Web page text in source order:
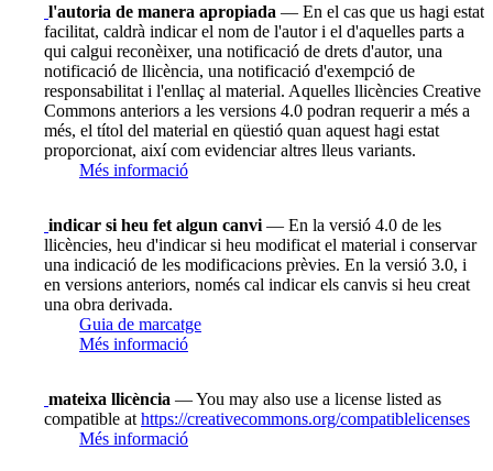
l'autoria de manera apropiada — En el cas que us hagi estat
facilitat, caldrà indicar el nom de l'autor i el d'aquelles parts a
qui calgui reconèixer, una notificació de drets d'autor, una
notificació de llicència, una notificació d'exempció de
responsabilitat i l'enllaç al material. Aquelles llicències Creative
Commons anteriors a les versions 4.0 podran requerir a més a
més, el títol del material en qüestió quan aquest hagi estat
proporcionat, així com evidenciar altres lleus variants.
Més informació
indicar si heu fet algun canvi — En la versió 4.0 de les
llicències, heu d'indicar si heu modificat el material i conservar
una indicació de les modificacions prèvies. En la versió 3.0, i
en versions anteriors, només cal indicar els canvis si heu creat
una obra derivada.
Guia de marcatge
Més informació
mateixa llicència — You may also use a license listed as
compatible at https://creativecommons.org/compatiblelicenses
Més informació